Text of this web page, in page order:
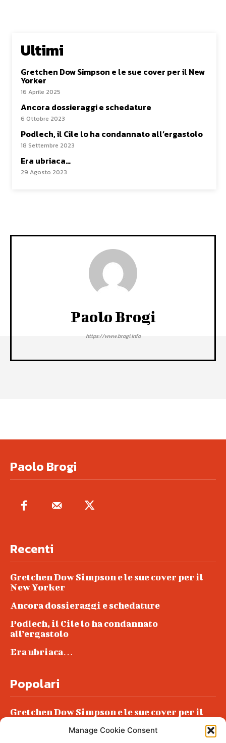
Manage Cookie Consent
Ultimi
Gretchen Dow Simpson e le sue cover per il New
Yorker
16 Aprile 2025
Ancora dossieraggi e schedature
6 Ottobre 2023
Podlech, il Cile lo ha condannato all’ergastolo
18 Settembre 2023
Era ubriaca…
29 Agosto 2023
Paolo Brogi
https://www.brogi.info
Paolo Brogi
Recenti
Gretchen Dow Simpson e le sue cover per il
New Yorker
Ancora dossieraggi e schedature
Podlech, il Cile lo ha condannato
all’ergastolo
Era ubriaca…
Popolari
Gretchen Dow Simpson e le sue cover per il